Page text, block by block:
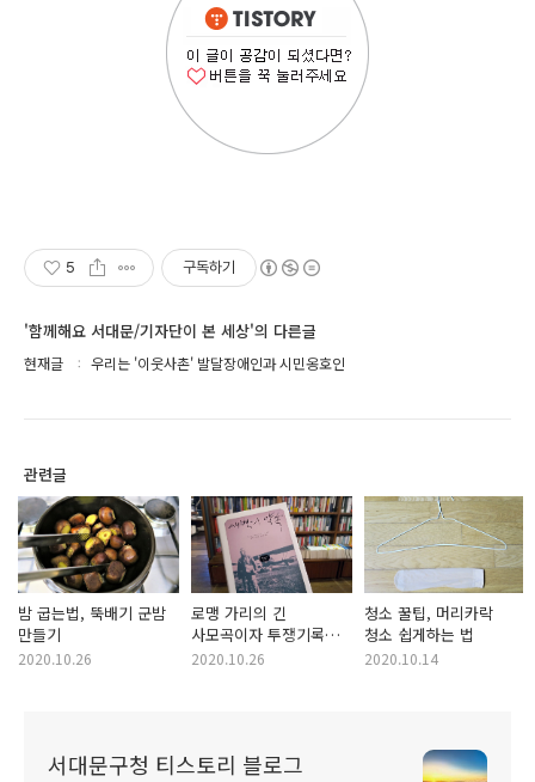
5 구독하기
'함께해요 서대문/기자단이 본 세상'의 다른글
현재글 우리는 '이웃사촌' 발달장애인과 시민옹호인
관련글
밤 굽는법, 뚝배기 군밤
만들기
2020.10.26
로맹 가리의 긴
사모곡이자 투쟁기록인
『새벽의 약속』
2020.10.26
청소 꿀팁, 머리카락
청소 쉽게하는 법
2020.10.14
서대문구청 티스토리 블로그